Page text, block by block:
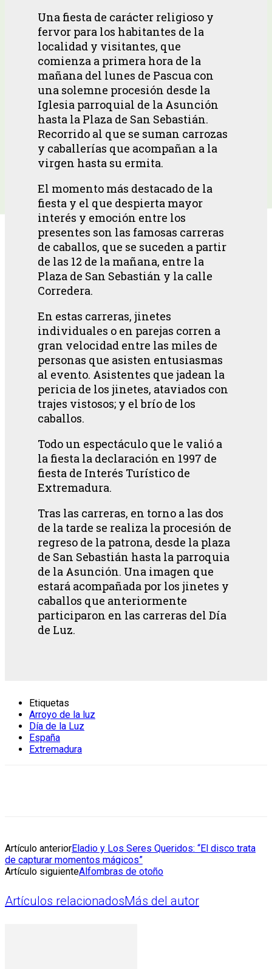
Una fiesta de carácter religioso y
fervor para los habitantes de la
localidad y visitantes, que
comienza a primera hora de la
mañana del lunes de Pascua con
una solemne procesión desde la
Iglesia parroquial de la Asunción
hasta la Plaza de San Sebastián.
Recorrido al que se suman carrozas
y caballerías que acompañan a la
virgen hasta su ermita.
El momento más destacado de la
fiesta y el que despierta mayor
interés y emoción entre los
presentes son las famosas carreras
de caballos, que se suceden a partir
de las 12 de la mañana, entre la
Plaza de San Sebastián y la calle
Corredera.
En estas carreras, jinetes
individuales o en parejas corren a
gran velocidad entre las miles de
personas que asisten entusiasmas
al evento. Asistentes que jadean la
pericia de los jinetes, ataviados con
trajes vistosos; y el brío de los
caballos.
Todo un espectáculo que le valió a
la fiesta la declaración en 1997 de
fiesta de Interés Turístico de
Extremadura.
Tras las carreras, en torno a las dos
de la tarde se realiza la procesión de
regreso de la patrona, desde la plaza
de San Sebastián hasta la parroquia
de la Asunción. Una imagen que
estará acompañada por los jinetes y
caballos que anteriormente
participaron en las carreras del Día
de Luz.
Etiquetas
Arroyo de la luz
Día de la Luz
España
Extremadura
Artículo anteriorEladio y Los Seres Queridos: “El disco trata
de capturar momentos mágicos”
Artículo siguienteAlfombras de otoño
Artículos relacionadosMás del autor